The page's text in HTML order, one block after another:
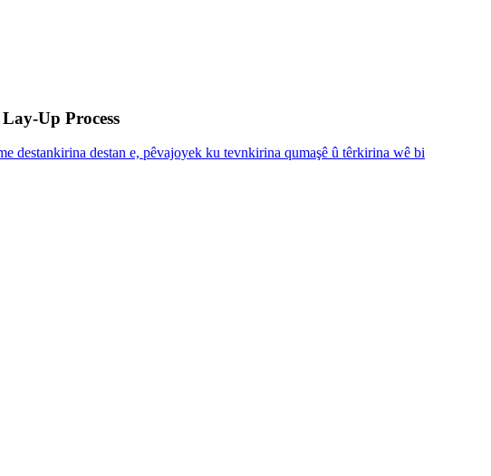
Up Process
destankirina destan e, pêvajoyek ku tevnkirina qumaşê û têrkirina wê bi